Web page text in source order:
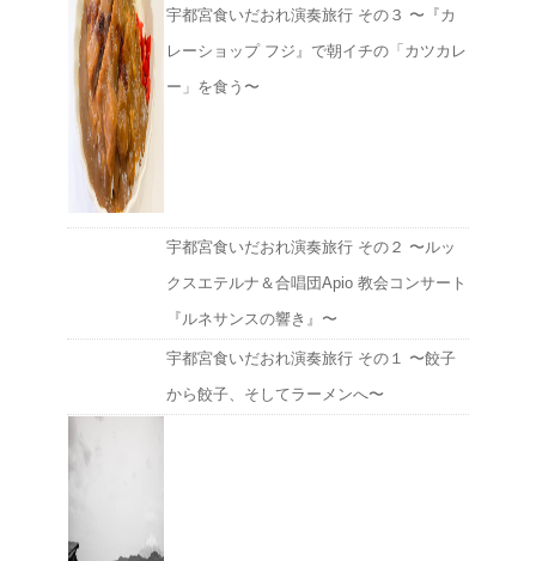
宇都宮食いだおれ演奏旅行 その３ 〜『カ
レーショップ フジ』で朝イチの「カツカレ
ー」を食う〜
宇都宮食いだおれ演奏旅行 その２ 〜ルッ
クスエテルナ＆合唱団Apio 教会コンサート
『ルネサンスの響き』〜
宇都宮食いだおれ演奏旅行 その１ 〜餃子
から餃子、そしてラーメンへ〜